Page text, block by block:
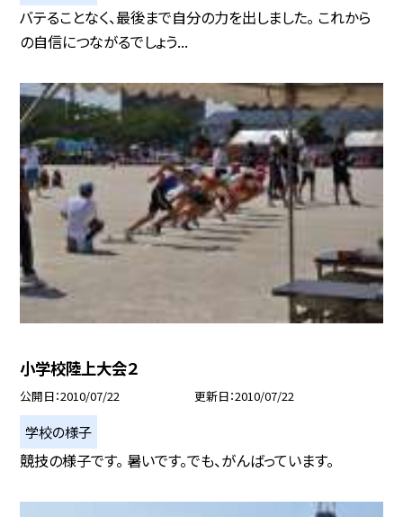
バテることなく、最後まで自分の力を出しました。 これから
の自信につながるでしょう...
小学校陸上大会２
公開日 2010/07/22 更新日 2010/07/22
学校の様子
競技の様子です。 暑いです。でも、がんばっています。